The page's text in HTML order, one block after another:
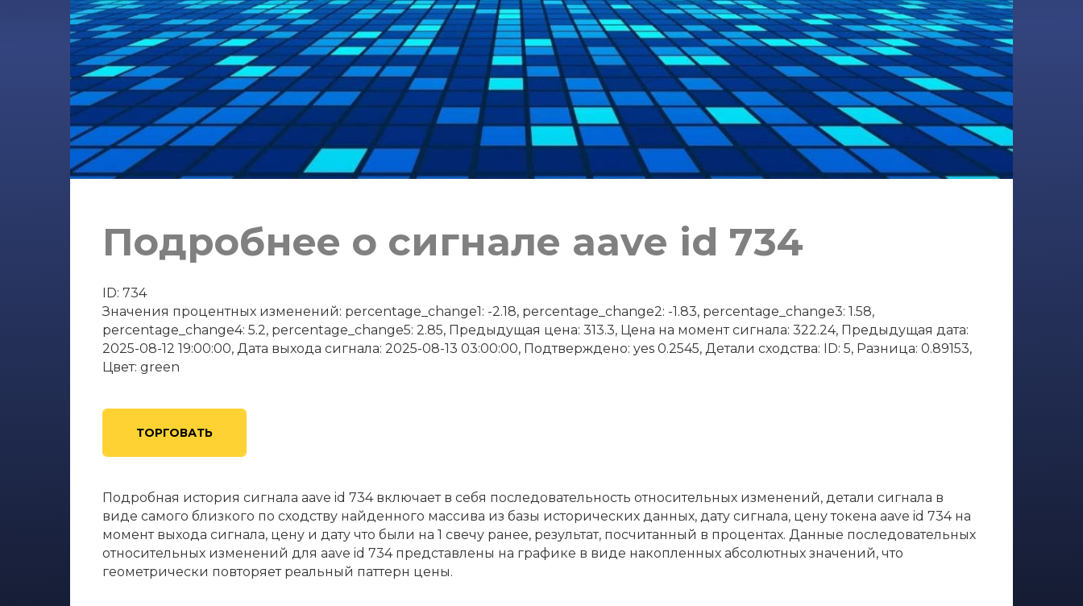
Подробнее о сигнале aave id 734
ID: 734
Значения процентных изменений: percentage_change1: -2.18, percentage_change2: -1.83, percentage_change3: 1.58,
percentage_change4: 5.2, percentage_change5: 2.85, Предыдущая цена: 313.3, Цена на момент сигнала: 322.24, Предыдущая дата:
2025-08-12 19:00:00, Дата выхода сигнала: 2025-08-13 03:00:00, Подтверждено: yes 0.2545, Детали сходства: ID: 5, Разница: 0.89153,
Цвет: green
ТОРГОВАТЬ
Подробная история сигнала aave id 734 включает в себя последовательность относительных изменений, детали сигнала в
виде самого близкого по сходству найденного массива из базы исторических данных, дату сигнала, цену токена aave id 734 на
момент выхода сигнала, цену и дату что были на 1 свечу ранее, результат, посчитанный в процентах. Данные последовательных
относительных изменений для aave id 734 представлены на графике в виде накопленных абсолютных значений, что
геометрически повторяет реальный паттерн цены.